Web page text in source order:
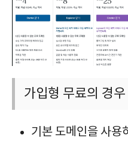
가입형 무료의 경우
기본 도메인을 사용